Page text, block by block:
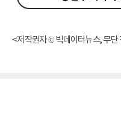
<저작권자 © 빅데이터뉴스, 무단